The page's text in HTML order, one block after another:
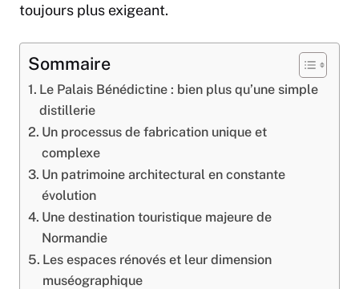
toujours plus exigeant.
Sommaire
Le Palais Bénédictine : bien plus qu’une simple
distillerie
Un processus de fabrication unique et
complexe
Un patrimoine architectural en constante
évolution
Une destination touristique majeure de
Normandie
Les espaces rénovés et leur dimension
muséographique